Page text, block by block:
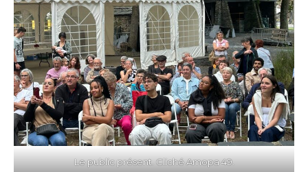
Le public présent. Cliché Amopa 49.